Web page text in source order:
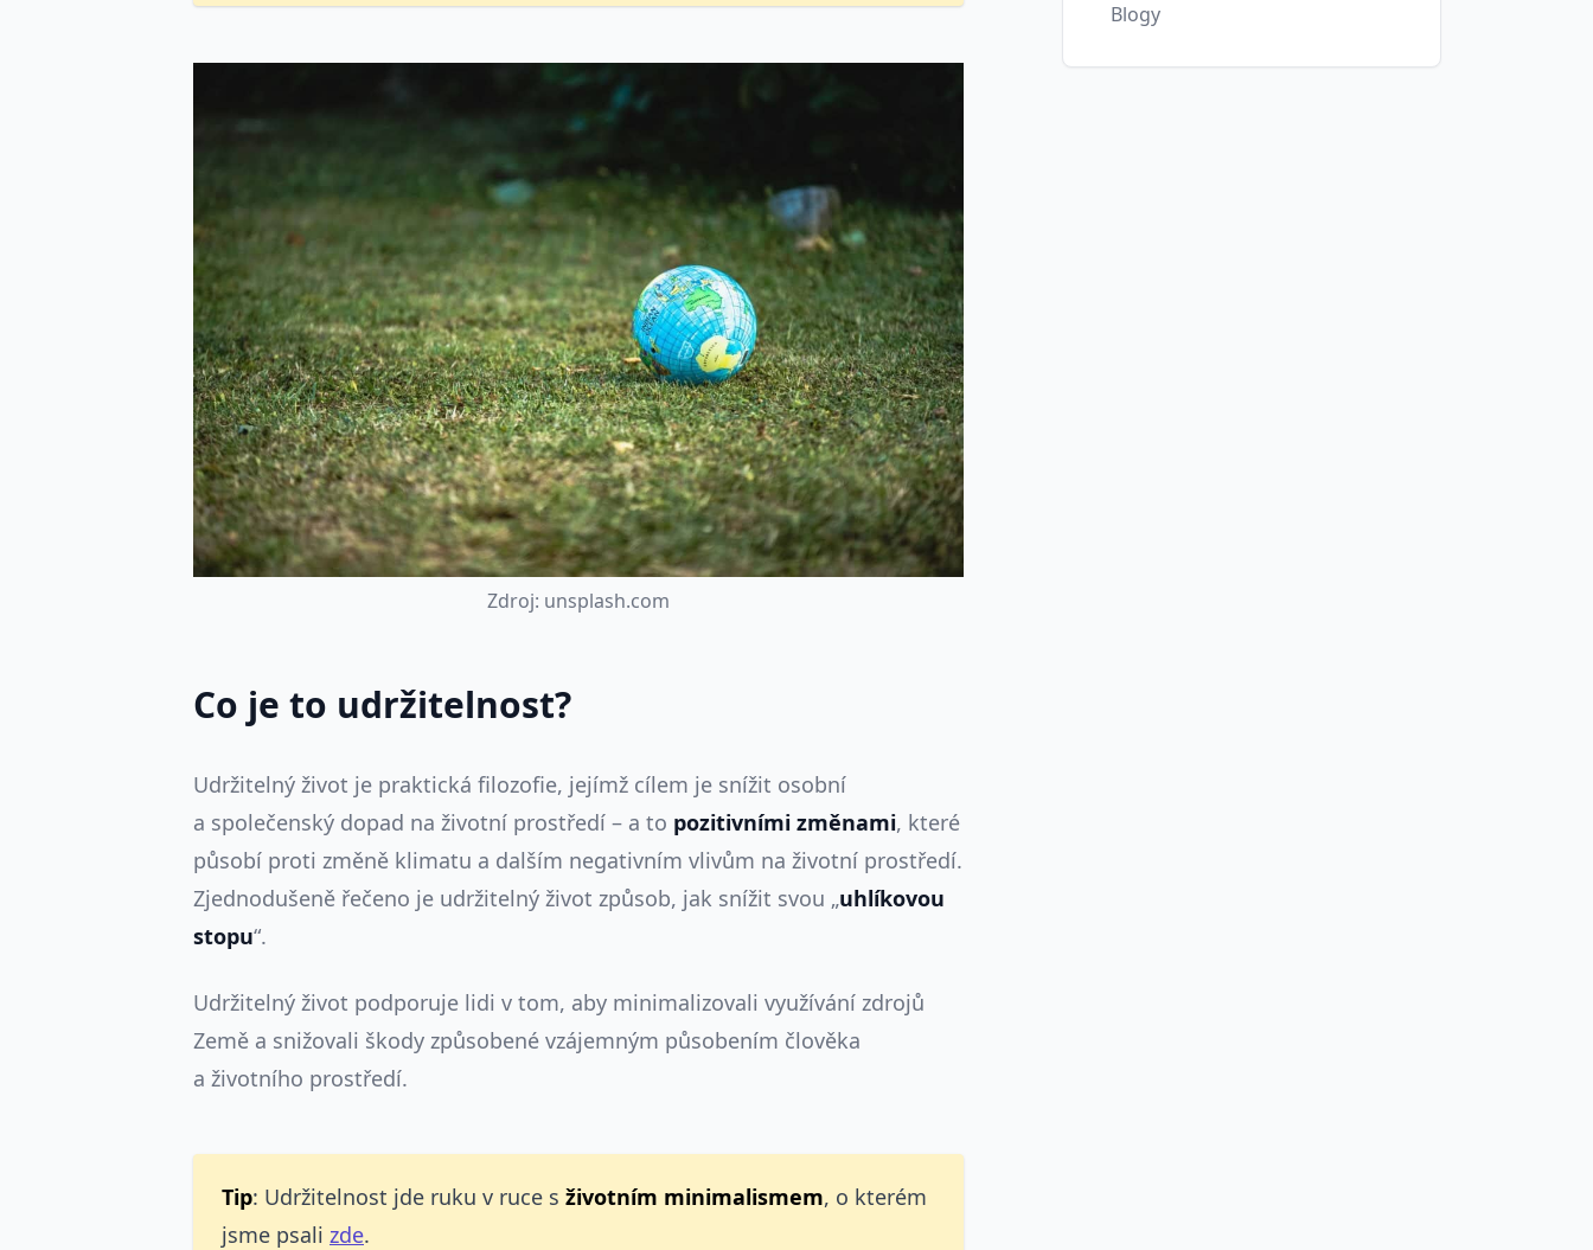
Zdroj: unsplash.com
Co je to udržitelnost?
Udržitelný život je praktická filozofie, jejímž cílem je snížit osobní
a společenský dopad na životní prostředí – a to pozitivními změnami, které
působí proti změně klimatu a dalším negativním vlivům na životní prostředí.
Zjednodušeně řečeno je udržitelný život způsob, jak snížit svou „uhlíkovou
stopu“.
Udržitelný život podporuje lidi v tom, aby minimalizovali využívání zdrojů
Země a snižovali škody způsobené vzájemným působením člověka
a životního prostředí.
Tip: Udržitelnost jde ruku v ruce s životním minimalismem, o kterém
jsme psali zde.
Blogy